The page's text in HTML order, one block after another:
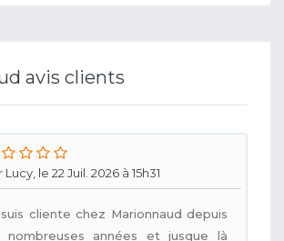
avis clients
Lucy, le 22 Juil. 2026 à 15h31
cliente chez Marionnaud depuis
nombreuses années et jusque là